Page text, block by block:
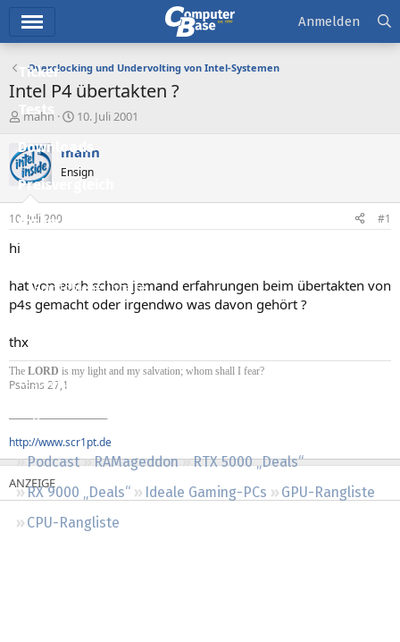
Ticker
Tests
Downloads
Preisvergleich
Forum
Aktuelles
Empfohlene Inhalte
Leserartikel
Podcast RAMageddon
RTX 5000 „Deals“
RX 9000 „Deals“
Ideale Gaming-PCs
GPU-Rangliste
CPU-Rangliste
Anmelden
Overclocking und Undervolting von Intel-Systemen
Intel P4 übertakten ?
E
s
t
e
e
mahn
E
s
t
e
t
10. Juli 2001
mahn
Ensign
10. Juli 2001 #1
hi
hat von euch schon jemand erfahrungen beim übertakten von
p4s gemacht oder irgendwo was davon gehört ?
thx
The LORD is my light and my salvation; whom shall I fear?
Psalms 27,1
http://www.scr1pt.de